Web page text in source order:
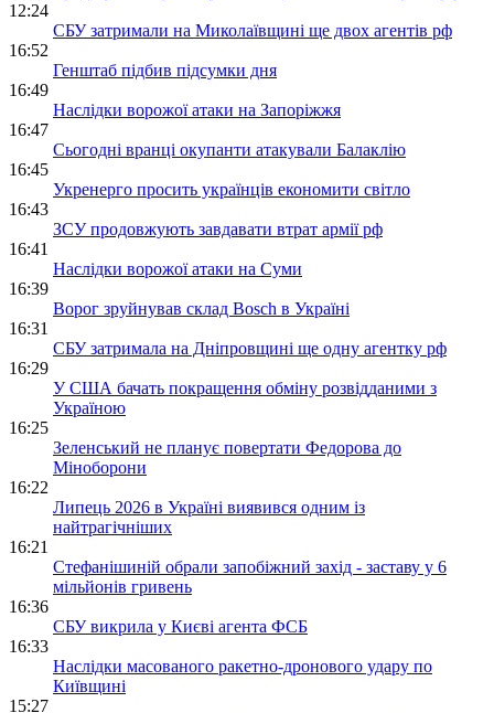
12:24
СБУ затримали на Миколаївщині ще двох агентів рф
16:52
Генштаб підбив підсумки дня
16:49
Наслідки ворожої атаки на Запоріжжя
16:47
Сьогодні вранці окупанти атакували Балаклію
16:45
Укренерго просить українців економити світло
16:43
ЗСУ продовжують завдавати втрат армії рф
16:41
Наслідки ворожої атаки на Суми
16:39
Ворог зруйнував склад Bosch в Україні
16:31
СБУ затримала на Дніпровщині ще одну агентку рф
16:29
У США бачать покращення обміну розвідданими з
Україною
16:25
Зеленський не планує повертати Федорова до
Міноборони
16:22
Липець 2026 в Україні виявився одним із
найтрагічніших
16:21
Стефанішиній обрали запобіжний захід - заставу у 6
мільйонів гривень
16:36
СБУ викрила у Києві агента ФСБ
16:33
Наслідки масованого ракетно-дронового удару по
Київщині
15:27